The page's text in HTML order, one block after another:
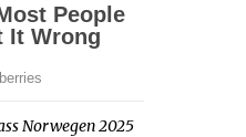
Norwegen 2025